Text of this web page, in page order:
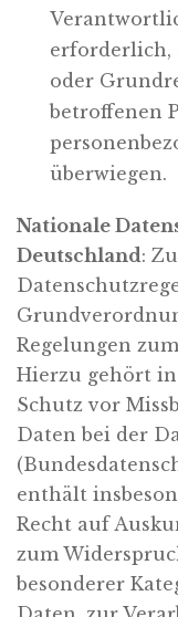
erforderlich,
oder
betroffenen
überwiegen.
Nationale
Deutschland:
Regelungen
Hierzu gehört
Schutz vor
Daten bei der
enthält
Recht auf
zum
besonderer